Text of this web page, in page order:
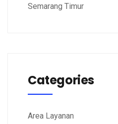
Semarang Timur
Categories
Area Layanan